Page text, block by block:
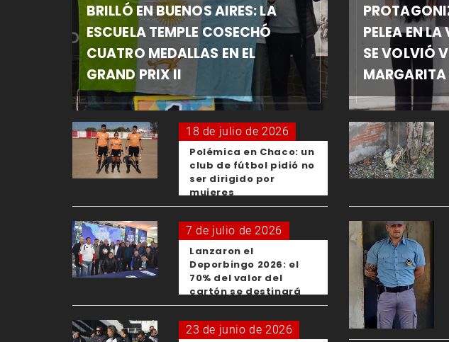
BRILLÓ EN BUENOS AIRES: LA
ESCUELA TEMPLE COSECHÓ
CUATRO MEDALLAS EN EL
GRAND PRIX II
18 de julio de 2026
Polémica en Chaco: un
club de fútbol pidió no
ser dirigido por
mujeres
7 de julio de 2026
Lanzaron el
Deporbingo 2026: el
70% del valor del
cartón se destinará
para los clubes
23 de junio de 2026
PELEA EN
SE VOLVIÓ
MARGARITA